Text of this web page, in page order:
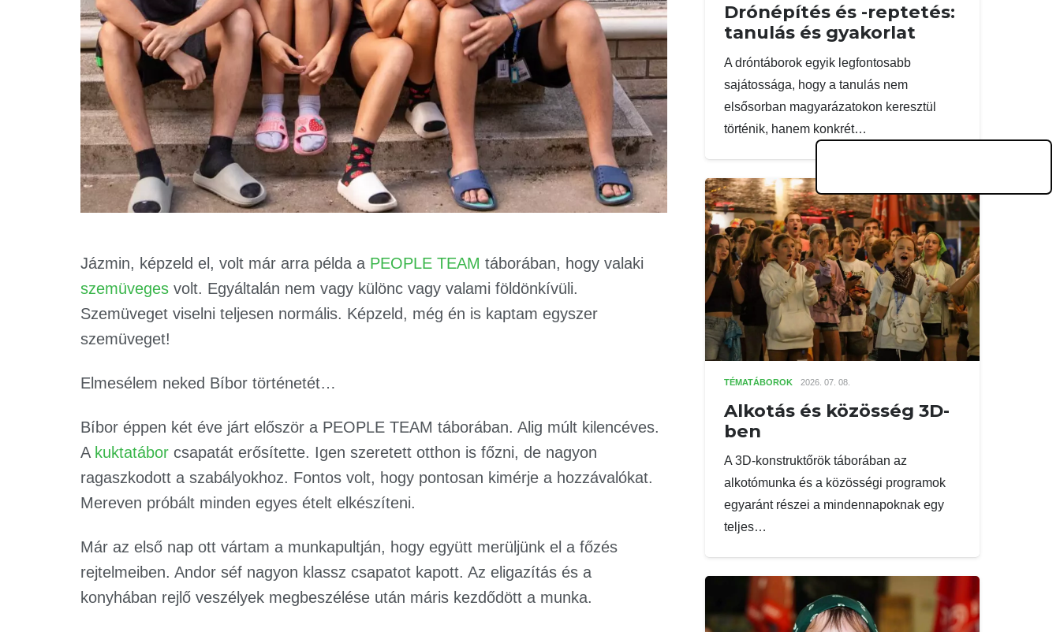
Jázmin, képzeld el, volt már arra példa a PEOPLE TEAM táborában, hogy valaki
szemüveges volt. Egyáltalán nem vagy különc vagy valami földönkívüli.
Szemüveget viselni teljesen normális. Képzeld, még én is kaptam egyszer
szemüveget!
Elmesélem neked Bíbor történetét…
Bíbor éppen két éve járt először a PEOPLE TEAM táborában. Alig múlt kilencéves.
A kuktatábor csapatát erősítette. Igen szeretett otthon is főzni, de nagyon
ragaszkodott a szabályokhoz. Fontos volt, hogy pontosan kimérje a hozzávalókat.
Mereven próbált minden egyes ételt elkészíteni.
Már az első nap ott vártam a munkapultján, hogy együtt merüljünk el a főzés
rejtelmeiben. Andor séf nagyon klassz csapatot kapott. Az eligazítás és a
konyhában rejlő veszélyek megbeszélése után máris kezdődött a munka.
Drónépítés és -reptetés:
tanulás és gyakorlat
A dróntáborok egyik legfontosabb
sajátossága, hogy a tanulás nem
elsősorban magyarázatokon keresztül
történik, hanem konkrét…
TÉMATÁBOROK 2026. 07. 08.
Alkotás és közösség 3D-
ben
A 3D-konstruktőrök táborában az
alkotómunka és a közösségi programok
egyaránt részei a mindennapoknak egy
teljes…